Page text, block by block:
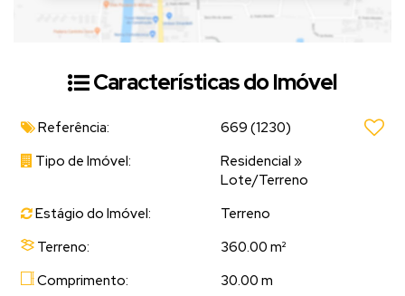
Características do Imóvel
Referência: 669 (1230)
Tipo de Imóvel:
Residencial »
Lote/Terreno
Estágio do Imóvel:
Terreno
Terreno:
360.00 m²
Comprimento:
30.00 m